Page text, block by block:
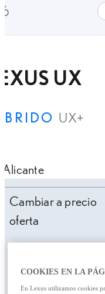
UX
UX+
Alicante
Cambiar a precio
oferta
35.990,00
COOKIES EN LA
En Lexus utilizamos cookies